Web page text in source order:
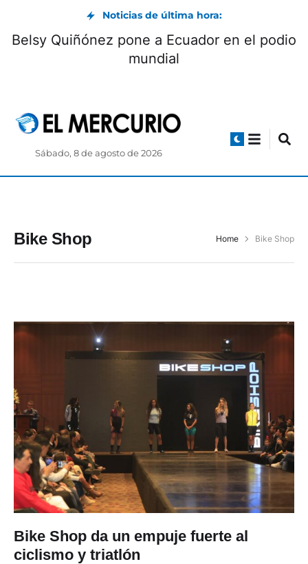
Noticias de última hora:
Belsy Quiñónez pone a Ecuador en el podio
mundial
Sábado, 8 de agosto de 2026
Bike Shop Home Bike Shop
Bike Shop da un empuje fuerte al
ciclismo y triatlón